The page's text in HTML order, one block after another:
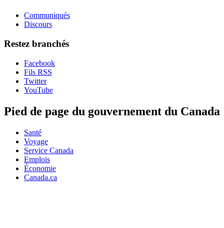
Communiqués
Discours
Restez branchés
Facebook
Fils RSS
Twitter
YouTube
Pied de page du gouvernement du Canada
Santé
Voyage
Service Canada
Emplois
Économie
Canada.ca